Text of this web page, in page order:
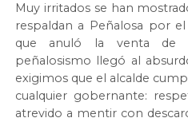
Muy irritados se han
respaldan a Peñalosa por
que anuló la venta de
peñalosismo llegó al
exigimos que el alcalde
cualquier gobernante:
atrevido a mentir con